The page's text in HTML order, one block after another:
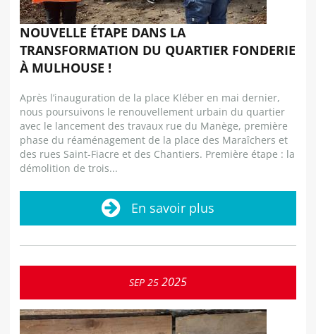
NOUVELLE ÉTAPE DANS LA
TRANSFORMATION DU QUARTIER FONDERIE
À MULHOUSE !
Après l’inauguration de la place Kléber en mai dernier,
nous poursuivons le renouvellement urbain du quartier
avec le lancement des travaux rue du Manège, première
phase du réaménagement de la place des Maraîchers et
des rues Saint-Fiacre et des Chantiers. Première étape : la
démolition de trois...
En savoir plus
SEP 25 2025